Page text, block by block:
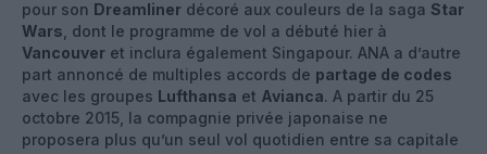
pour son Dreamliner décoré aux couleurs de la saga Star
Wars , dont le programme de vol a débuté hier à
Vancouver et inclura également Singapour. ANA a d’autre
part annoncé de multiples accords de partage de codes
avec les groupes Lufthansa et Avianca. A partir du 25
octobre 2015, la compagnie privée japonaise ne
proposera plus qu’un seul vol quotidien entre sa capitale